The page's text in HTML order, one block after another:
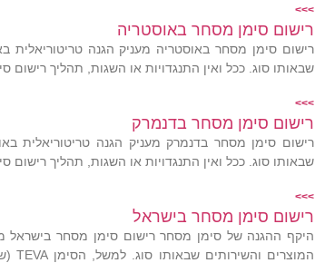
>>>
רישום סימן מסחר באוסטריה
רישום סימן מסחר באוסטריה מעניק הגנה
שבאותו סוג. ככל ואין התנגדויות או השגות, תהליך
>>>
רישום סימן מסחר בדנמרק
רישום סימן מסחר בדנמרק מעניק הגנה טריטוריאלית
שבאותו סוג. ככל ואין התנגדויות או השגות, תהליך
>>>
רישום סימן מסחר בישראל
היקף ההגנה של סימן מסחר רישום סימן מסחר בישראל